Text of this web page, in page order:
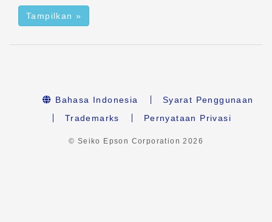
Tampilkan »
Bahasa Indonesia
Syarat Penggunaan
Trademarks
Pernyataan Privasi
© Seiko Epson Corporation2026